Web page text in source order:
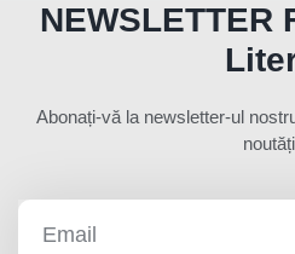
NEWSLETTER
Abonați-vă la newsletter-ul